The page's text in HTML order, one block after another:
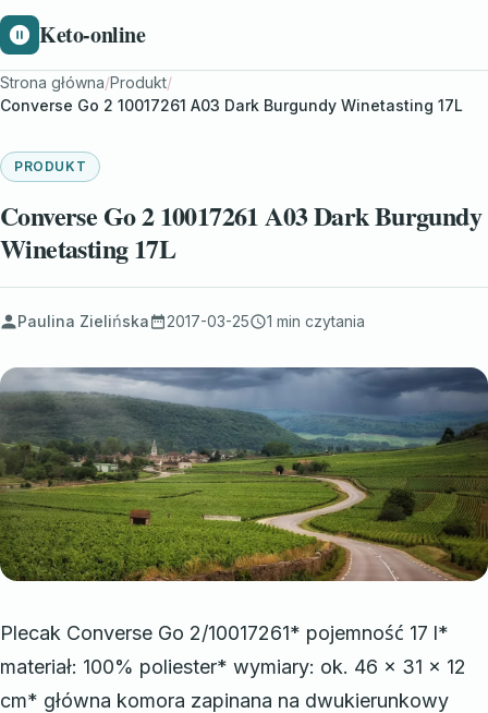
Keto-online
Strona główna/Produkt/
Converse Go 2 10017261 A03 Dark Burgundy Winetasting 17L
PRODUKT
Converse Go 2 10017261 A03 Dark Burgundy
Winetasting 17L
Paulina Zielińska 2017-03-25 1 min czytania
Plecak Converse Go 2/10017261* pojemność 17 l*
materiał: 100% poliester* wymiary: ok. 46 x 31 x 12
cm* główna komora zapinana na dwukierunkowy